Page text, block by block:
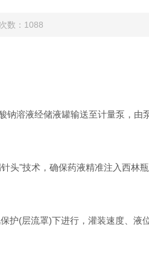
数：1088
溶液经储液罐输送至计量泵，由
"技术，确保药液精准注入西林瓶
(层流罩)下进行，灌装速度、液